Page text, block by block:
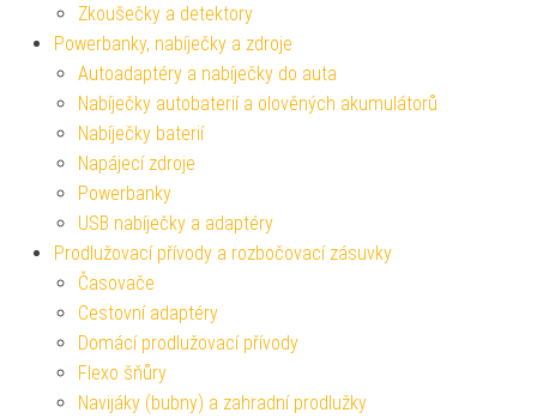
Zkoušečky a detektory
Powerbanky, nabíječky a zdroje
Autoadaptéry a nabíječky do auta
Nabíječky autobaterií a olověných akumulátorů
Nabíječky baterií
Napájecí zdroje
Powerbanky
USB nabíječky a adaptéry
Prodlužovací přívody a rozbočovací zásuvky
Časovače
Cestovní adaptéry
Domácí prodlužovací přívody
Flexo šňůry
Navijáky (bubny) a zahradní prodlužky